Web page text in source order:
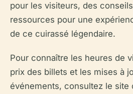
pour les visiteurs, des
ressources pour une
de ce cuirassé légendaire.
Pour connaître les heures de
prix des billets et les mises à
événements, consultez le site